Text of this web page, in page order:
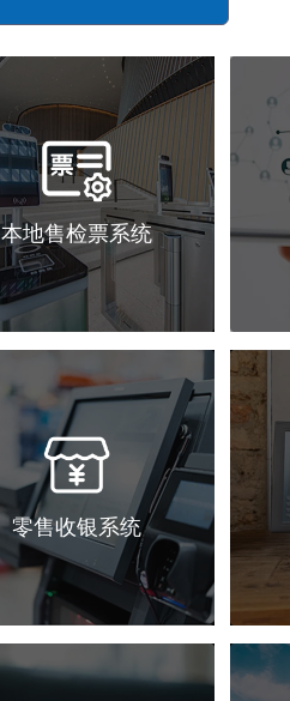
本地售检票系统
零售收银系统